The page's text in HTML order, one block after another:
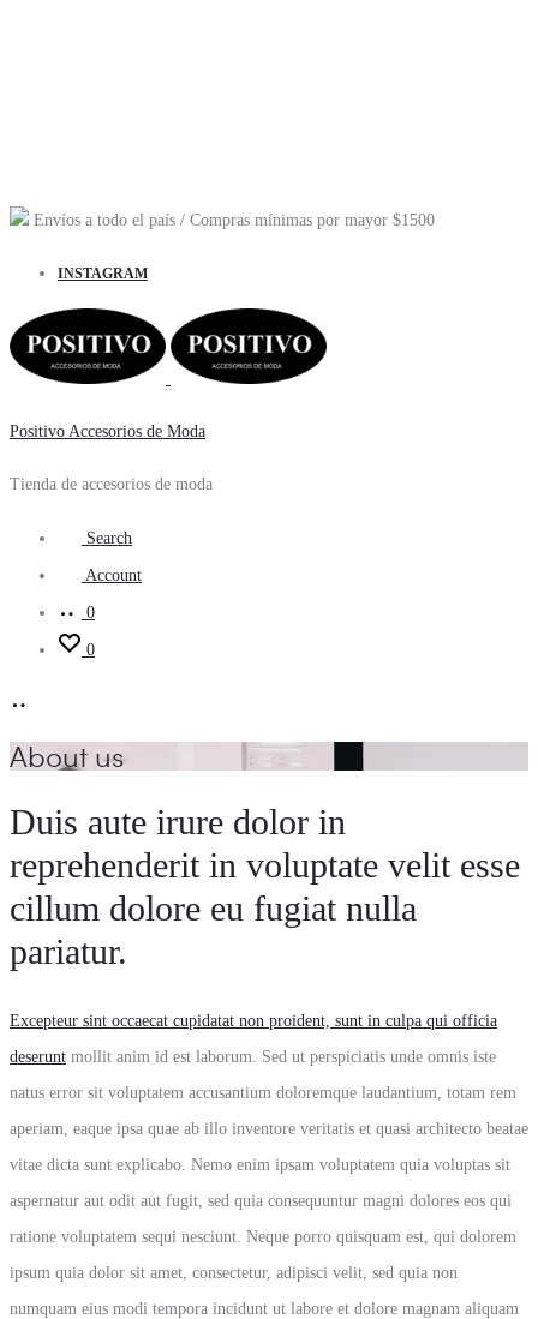
Envíos a todo el país / Compras mínimas por mayor $1500
INSTAGRAM
Positivo Accesorios de Moda
Tienda de accesorios de moda
Search
Account
0
0
About us
Duis aute irure dolor in
reprehenderit in voluptate velit esse
cillum dolore eu fugiat nulla
pariatur.
Excepteur sint occaecat cupidatat non proident, sunt in culpa qui officia
deserunt mollit anim id est laborum. Sed ut perspiciatis unde omnis iste
natus error sit voluptatem accusantium doloremque laudantium, totam rem
aperiam, eaque ipsa quae ab illo inventore veritatis et quasi architecto beatae
vitae dicta sunt explicabo. Nemo enim ipsam voluptatem quia voluptas sit
aspernatur aut odit aut fugit, sed quia consequuntur magni dolores eos qui
ratione voluptatem sequi nesciunt. Neque porro quisquam est, qui dolorem
ipsum quia dolor sit amet, consectetur, adipisci velit, sed quia non
numquam eius modi tempora incidunt ut labore et dolore magnam aliquam